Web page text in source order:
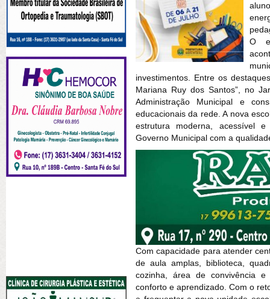
O
investimentos. Entre os
Mariana Ruy dos Santos”, no
Administração Municipal e
educacionais da rede. A nova
estrutura moderna, acessível
Governo Municipal com a
Com capacidade para atender
de aula amplas, biblioteca,
cozinha, área de convivência
conforto e aprendizado. Com o